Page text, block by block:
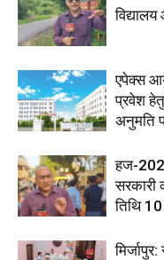
एपेक्स
प्रवेश
अनुमति
हज-
सरकारी
तिथि